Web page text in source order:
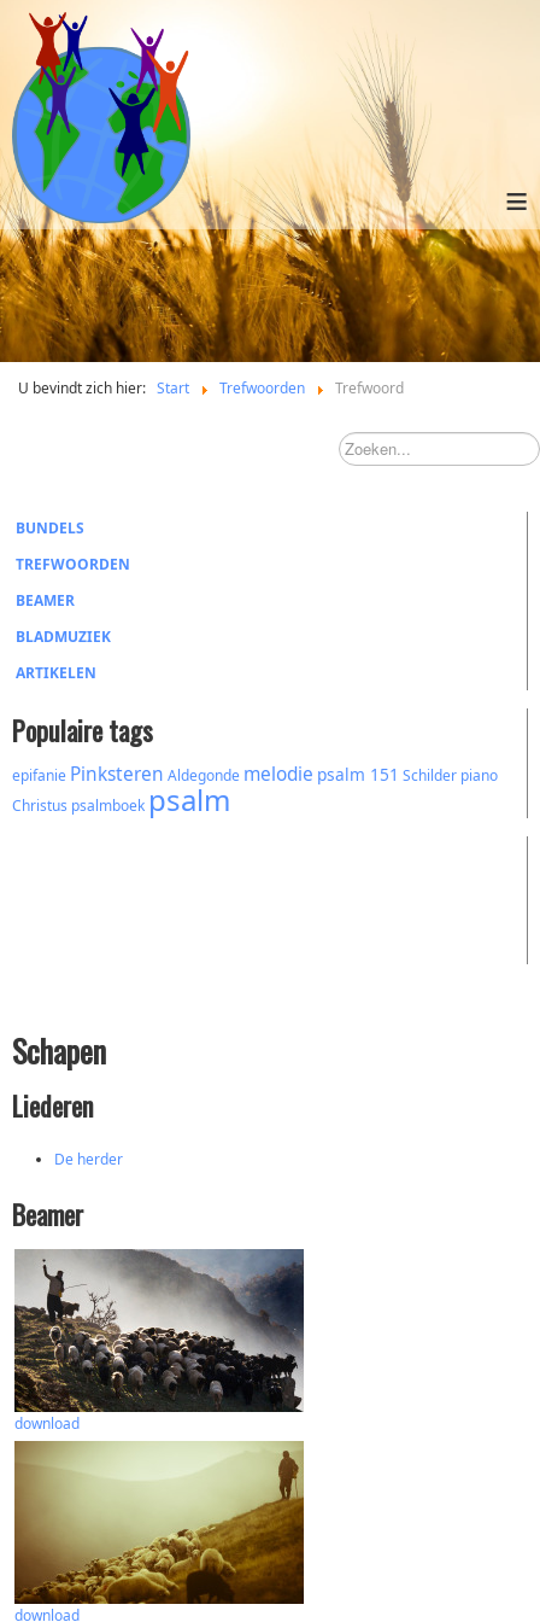
≡
U bevindt zich hier: Start Trefwoorden Trefwoord
BUNDELS
TREFWOORDEN
BEAMER
BLADMUZIEK
ARTIKELEN
Populaire tags
epifanie Pinksteren Aldegonde melodie psalm 151 Schilder piano
Christus psalmboek psalm
Schapen
Liederen
De herder
Beamer
download
download